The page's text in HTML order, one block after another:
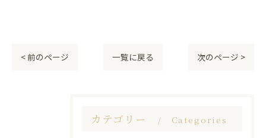
< 前のページ 一覧に戻る 次のページ >
カテゴリー Categories